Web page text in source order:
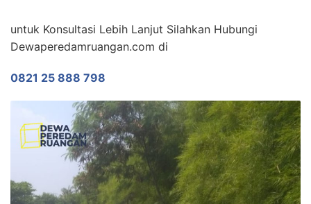
untuk Konsultasi Lebih Lanjut Silahkan Hubungi
Dewaperedamruangan.com di
0821 25 888 798